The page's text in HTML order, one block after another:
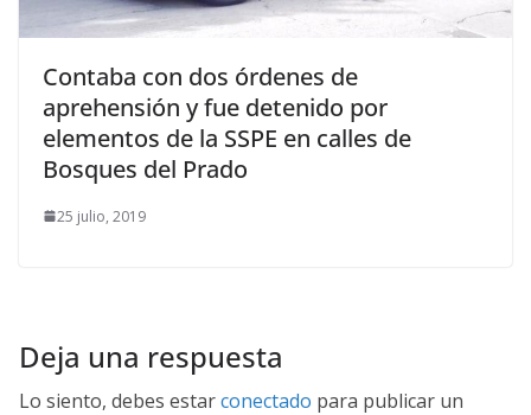
Contaba con dos órdenes de
aprehensión y fue detenido por
elementos de la SSPE en calles de
Bosques del Prado
25 julio, 2019
Deja una respuesta
Lo siento, debes estarconectado para publicar un